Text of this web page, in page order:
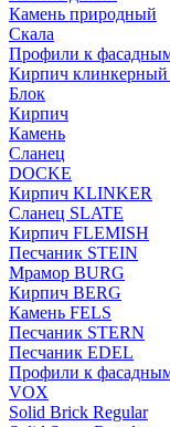
Камень природный
Скала
Профили к
Кирпич клинкерный
Блок
Кирпич
Камень
Сланец
DOCKE
Кирпич KLINKER
Сланец SLATE
Кирпич FLEMISH
Пес­ча­ник STEIN
Мрамор BURG
Кирпич BERG
Камень FELS
Пес­ча­ник STERN
Пес­ча­ник EDEL
Профили к
VOX
Solid Brick Regular